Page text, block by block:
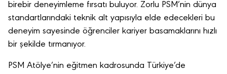
birebir deneyimleme fırsatı buluyor. Zorlu PSM’nin dünya
standartlarındaki teknik alt yapısıyla elde edecekleri bu
deneyim sayesinde öğrenciler kariyer basamaklarını hızlı
bir şekilde tırmanıyor.
PSM Atölye’nin eğitmen kadrosunda Türkiye’de